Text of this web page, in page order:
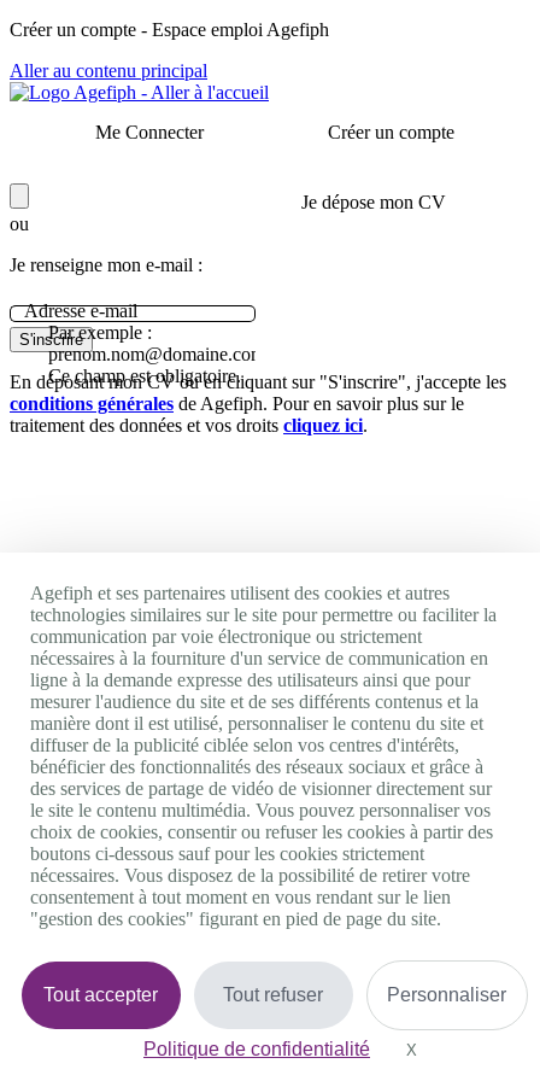
Créer un compte - Espace emploi Agefiph
Aller au contenu principal
Me Connecter Créer un compte
Je dépose mon CV
ou
Je renseigne mon e-mail :
Adresse e-mail
Par exemple :
prenom.nom@domaine.com.
Ce champ est obligatoire.
S'inscrire
En déposant mon CV ou en cliquant sur "S'inscrire", j'accepte les
conditions générales de Agefiph. Pour en savoir plus sur le
traitement des données et vos droits cliquez ici.
Agefiph et ses partenaires utilisent des cookies et autres
technologies similaires sur le site pour permettre ou faciliter la
communication par voie électronique ou strictement
nécessaires à la fourniture d'un service de communication en
ligne à la demande expresse des utilisateurs ainsi que pour
mesurer l'audience du site et de ses différents contenus et la
manière dont il est utilisé, personnaliser le contenu du site et
diffuser de la publicité ciblée selon vos centres d'intérêts,
bénéficier des fonctionnalités des réseaux sociaux et grâce à
des services de partage de vidéo de visionner directement sur
le site le contenu multimédia. Vous pouvez personnaliser vos
choix de cookies, consentir ou refuser les cookies à partir des
boutons ci-dessous sauf pour les cookies strictement
nécessaires. Vous disposez de la possibilité de retirer votre
consentement à tout moment en vous rendant sur le lien
"gestion des cookies" figurant en pied de page du site.
Tout accepter Tout refuser Personnaliser
Politique de confidentialité X